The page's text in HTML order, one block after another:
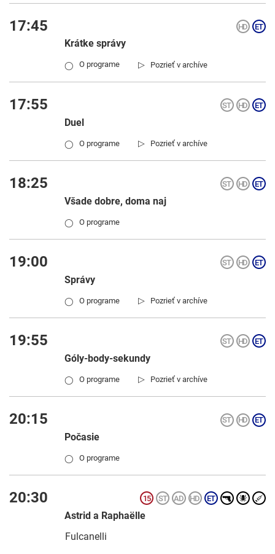
17:45
Krátke správy
▷ Pozrieť v archíve
◯ O programe
17:55
Duel
▷ Pozrieť v archíve
◯ O programe
18:25
Všade dobre, doma naj
◯ O programe
19:00
Správy
▷ Pozrieť v archíve
◯ O programe
19:55
Góly-body-sekundy
▷ Pozrieť v archíve
◯ O programe
20:15
Počasie
◯ O programe
20:30
Astrid a Raphaëlle
Fulcanelli